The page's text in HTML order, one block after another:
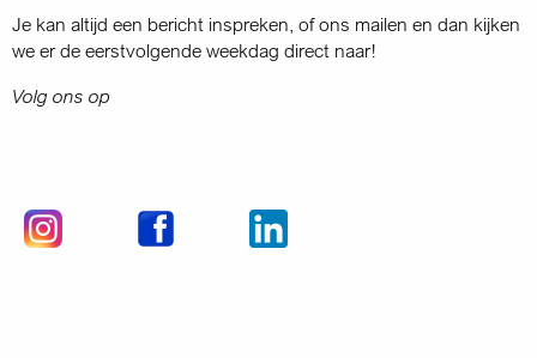
Je kan altijd een bericht inspreken, of ons mailen en dan kijken
we er de eerstvolgende weekdag direct naar!
Volg ons op